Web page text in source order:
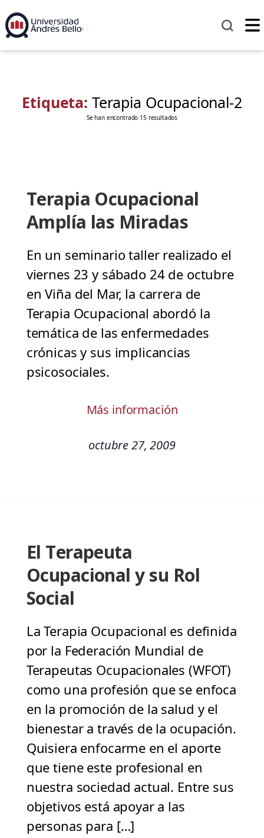
Etiqueta: Terapia Ocupacional-2
Se han encontrado 15 resultados
Terapia Ocupacional
Amplía las Miradas
En un seminario taller realizado el
viernes 23 y sábado 24 de octubre
en Viña del Mar, la carrera de
Terapia Ocupacional abordó la
temática de las enfermedades
crónicas y sus implicancias
psicosociales.
Más información
octubre 27, 2009
El Terapeuta
Ocupacional y su Rol
Social
La Terapia Ocupacional es definida
por la Federación Mundial de
Terapeutas Ocupacionales (WFOT)
como una profesión que se enfoca
en la promoción de la salud y el
bienestar a través de la ocupación.
Quisiera enfocarme en el aporte
que tiene este profesional en
nuestra sociedad actual. Entre sus
objetivos está apoyar a las
personas para […]